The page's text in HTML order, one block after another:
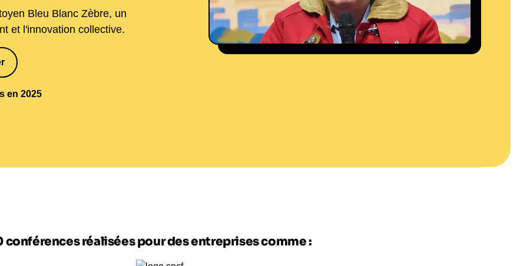
Bleu Blanc Zèbre, un
et l'innovation collective.
en 2025
Sipa Press
conférences réalisées pour des entreprises comme :